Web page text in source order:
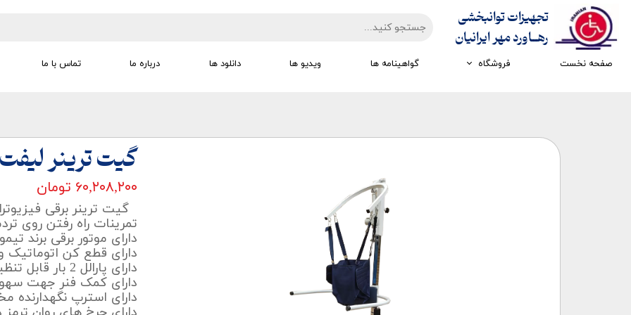
تجهیزات توانبخشی
​​​​​​​رهــاورد مهر ایرانیان
صفحه نخست فروشگاه
تجهیزات کار درمانی
تجهیزات مکانوتراپی تجهیزات الکترو تراپی
گواهینامه ها ویدیو ها دانلود ها درباره ما تماس با ما
گیت ترینر
۶۰,۲۰۸,۲۰۰ تومان
گیت ترینر برقی
تمرینات راه رفتن روی
دارای موتور برقی برند
دارای قطع کن اتوماتیک
دارای پارالل 2 بار قابل تنظیم جهت حمایت بیماران
دارای کمک فنر جهت
دارای استرپ